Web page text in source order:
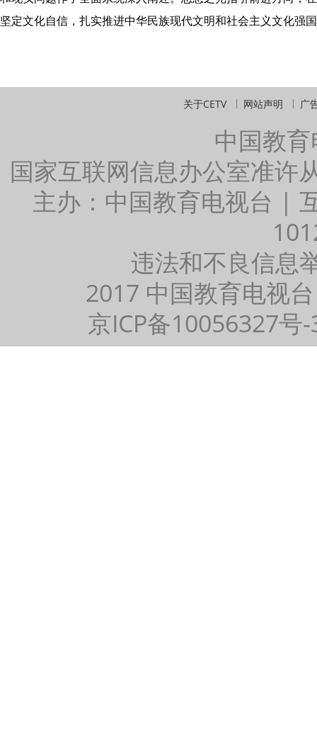
坚定文化自信，扎实推进中华民族现代文明和社会主义文化强
关于CETV 网站声明 广
中国教
国家互联网信息办公室准许
主办：中国教育电视台 |
违法和不良信息
2017 中国教育电视
京ICP备10056327号